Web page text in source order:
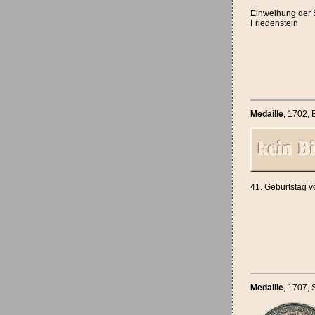
Einweihung der
Friedenstein
Medaille, 1702,
41. Geburtstag
Medaille, 1707,